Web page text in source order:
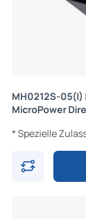
MH0212S-05(I) |
MicroPower
* Spezielle